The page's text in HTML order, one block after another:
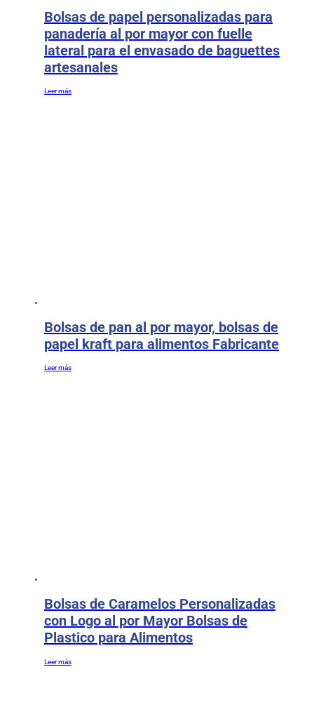
Bolsas de papel personalizadas para
panadería al por mayor con fuelle
lateral para el envasado de baguettes
artesanales
Leer más
Bolsas de pan al por mayor, bolsas de
papel kraft para alimentos Fabricante
Leer más
Bolsas de Caramelos Personalizadas
con Logo al por Mayor Bolsas de
Plastico para Alimentos
Leer más